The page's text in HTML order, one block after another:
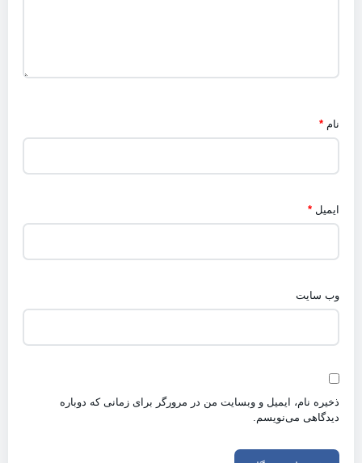
نام *
ایمیل *
وب‌ سایت
ذخیره نام، ایمیل و وبسایت من در مرورگر برای زمانی که دوباره
دیدگاهی می‌نویسم.